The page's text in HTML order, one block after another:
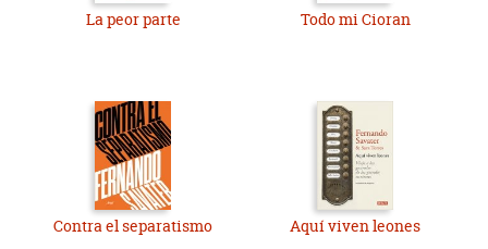
La peor parte Todo mi Cioran
Contra el separatismo Aquí viven leones